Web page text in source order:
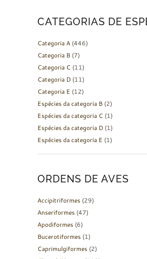
CATEGORIAS DE
Categoria A (446)
Categoria B (7)
Categoria C (11)
Categoria D (11)
Categoria E (12)
Espécies da categoria B (2)
Espécies da categoria C (1)
Espécies da categoria D (1)
Espécies da categoria E (1)
ORDENS DE AVES
Accipitriformes (29)
Anseriformes (47)
Apodiformes (6)
Bucerotiformes (1)
Caprimulgiformes (2)